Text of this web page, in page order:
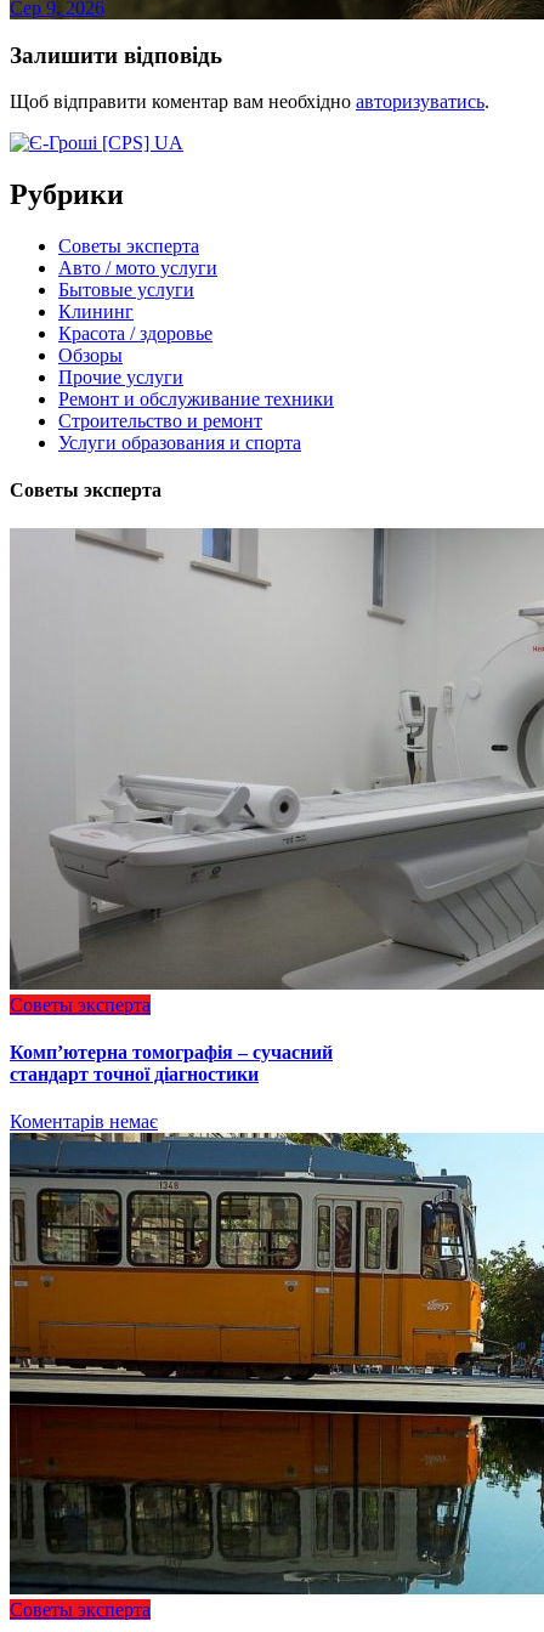
Сер 9, 2026
Залишити відповідь
Щоб відправити коментар вам необхідно авторизуватись.
Рубрики
Советы эксперта
Авто / мото услуги
Бытовые услуги
Клининг
Красота / здоровье
Обзоры
Прочие услуги
Ремонт и обслуживание техники
Строительство и ремонт
Услуги образования и спорта
Советы эксперта
Советы эксперта
Комп’ютерна томографія – сучасний
стандарт точної діагностики
Коментарів немає
Советы эксперта